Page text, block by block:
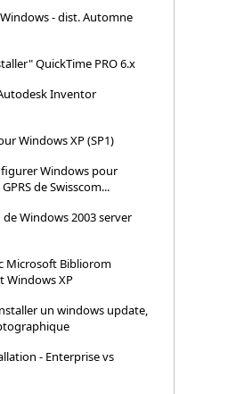
- dist. Automne
QuickTime PRO 6.x
Inventor
Windows XP (SP1)
Windows pour
de Swisscom...
Windows 2003 server
Microsoft Bibliorom
Windows XP
un windows update,
- Enterprise vs